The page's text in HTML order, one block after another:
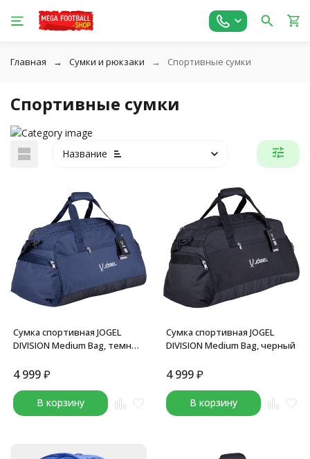
Главная Сумки и рюкзаки Спортивные сумки
Спортивные сумки
Название
Сумка спортивная JOGEL
DIVISION Medium Bag, темно-
4 999₽
В корзину
Сумка спортивная JOGEL
DIVISION Medium Bag, черный
4 999₽
В корзину